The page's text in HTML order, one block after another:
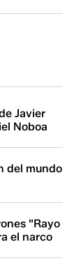
Javier
Noboa
del mundo
"Rayo
el narco